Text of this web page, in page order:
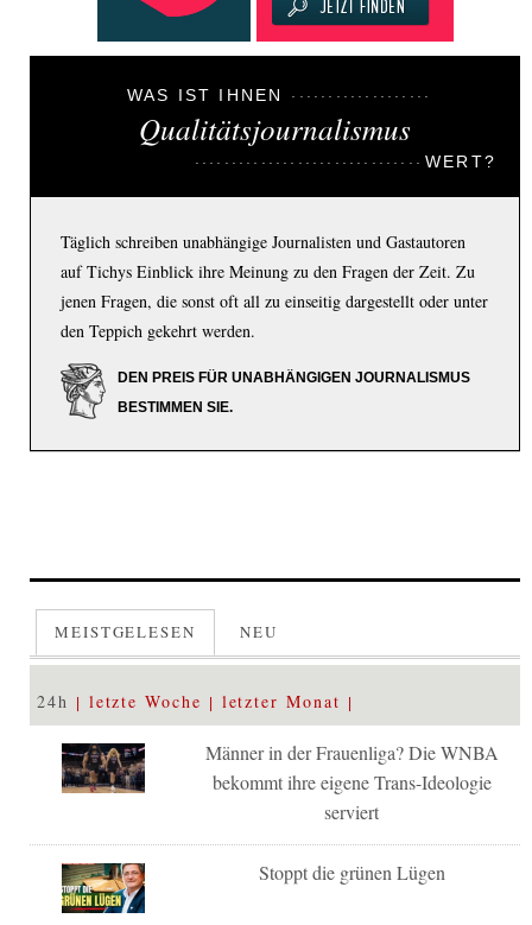
WAS IST IHNEN
Qualitätsjournalismus
WERT?
Täglich schreiben unabhängige Journalisten und Gastautoren
auf Tichys Einblick ihre Meinung zu den Fragen der Zeit. Zu
jenen Fragen, die sonst oft all zu einseitig dargestellt oder unter
den Teppich gekehrt werden.
DEN PREIS FÜR UNABHÄNGIGEN JOURNALISMUS
BESTIMMEN SIE.
MEISTGELESEN NEU
24h letzte Woche letzter Monat
Männer in der Frauenliga? Die WNBA
bekommt ihre eigene Trans-Ideologie
serviert
Stoppt die grünen Lügen